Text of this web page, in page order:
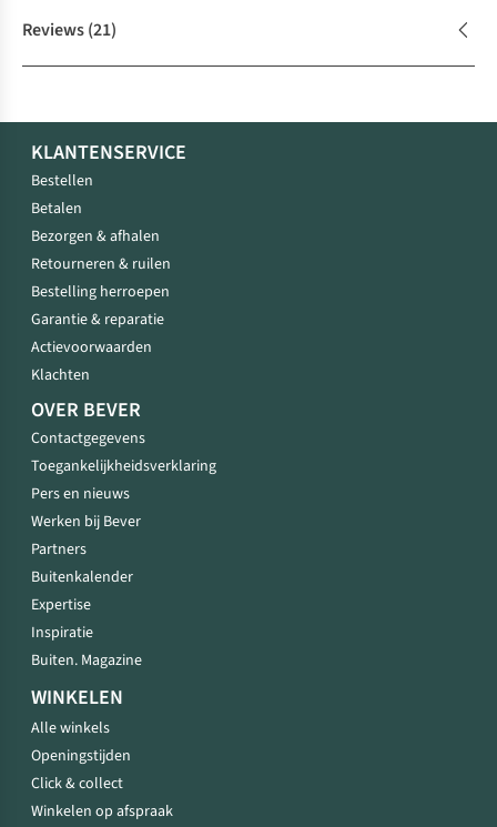
Reviews(21)
KLANTENSERVICE
Bestellen
Betalen
Bezorgen & afhalen
Retourneren & ruilen
Bestelling herroepen
Garantie & reparatie
Actievoorwaarden
Klachten
OVER BEVER
Contactgegevens
Toegankelijkheidsverklaring
Pers en nieuws
Werken bij Bever
Partners
Buitenkalender
Expertise
Inspiratie
Buiten. Magazine
WINKELEN
Alle winkels
Openingstijden
Click & collect
Winkelen op afspraak